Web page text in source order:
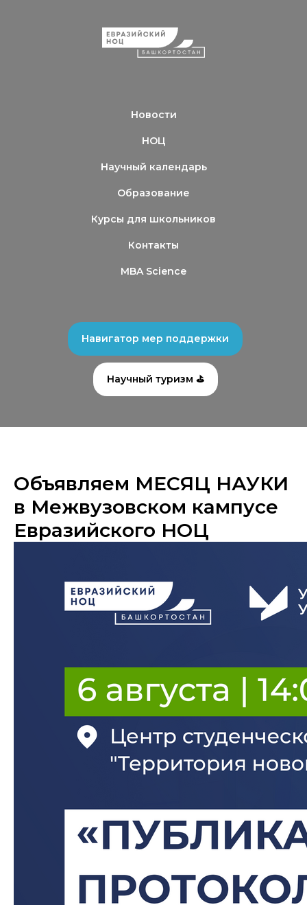
Новости
НОЦ
Научный календарь
Образование
Курсы для школьников
Контакты
MBA Science
Навигатор мер поддержки
Научный туризм ⛳
Объявляем МЕСЯЦ НАУКИ
в Межвузовском кампусе
Евразийского НОЦ